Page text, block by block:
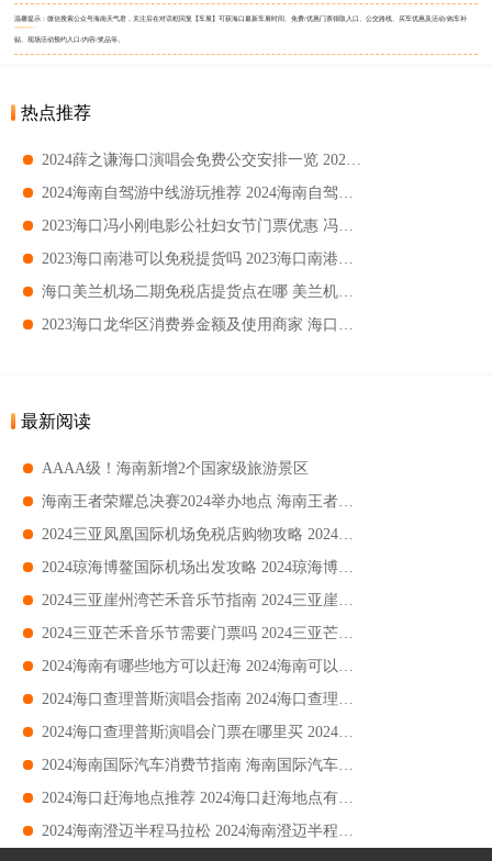
温馨提示：微信搜索公众号海南天气君，关注后在对话框回复【车展】可获海口最新车展时间、免费/优惠门票领取入口、公交路线、买车优惠及活动/购车补
贴、现场活动预约入口/内容/奖品等。
热点推荐
最新阅读
AAAA级！海南新增2个国家级旅游景区